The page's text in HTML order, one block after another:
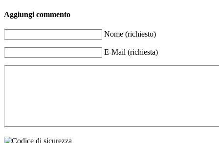
Aggiungi commento
Nome (richiesto)
E-Mail (richiesta)